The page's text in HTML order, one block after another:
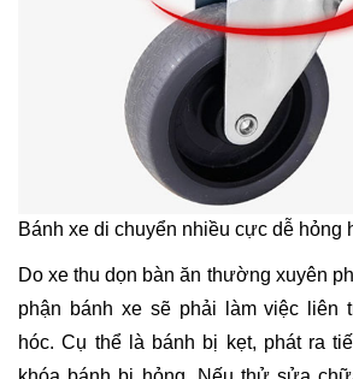
Bánh xe di chuyển nhiều cực dễ hỏng
Do xe thu dọn bàn ăn thường xuyên
phận bánh xe sẽ phải làm việc liên
hóc. Cụ thể là bánh bị kẹt, phát ra